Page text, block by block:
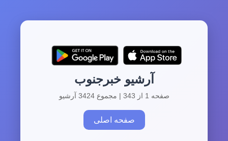
آرشیو خبرجنوب
صفحه 1 از 343 | مجموع 3424 آرشیو
صفحه اصلی